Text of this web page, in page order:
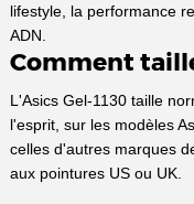
lifestyle, la performance
ADN.
Comment
L'Asics Gel-1130 taille
l'esprit, sur les modèles
celles d'autres marques
aux pointures US ou UK.